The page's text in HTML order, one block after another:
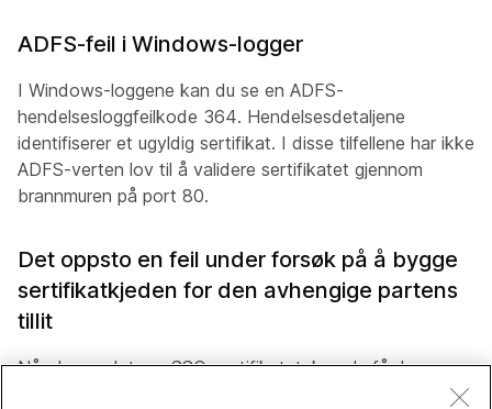
ADFS-feil i Windows-logger
I Windows-loggene kan du se en ADFS-
hendelsesloggfeilkode 364. Hendelsesdetaljene
identifiserer et ugyldig sertifikat. I disse tilfellene har ikke
ADFS-verten lov til å validere sertifikatet gjennom
brannmuren på port 80.
Det oppsto en feil under forsøk på å bygge
sertifikatkjeden for den avhengige partens
tillit
Når du oppdaterer SSO-sertifikatet, kan du få denne
Invalid status code in